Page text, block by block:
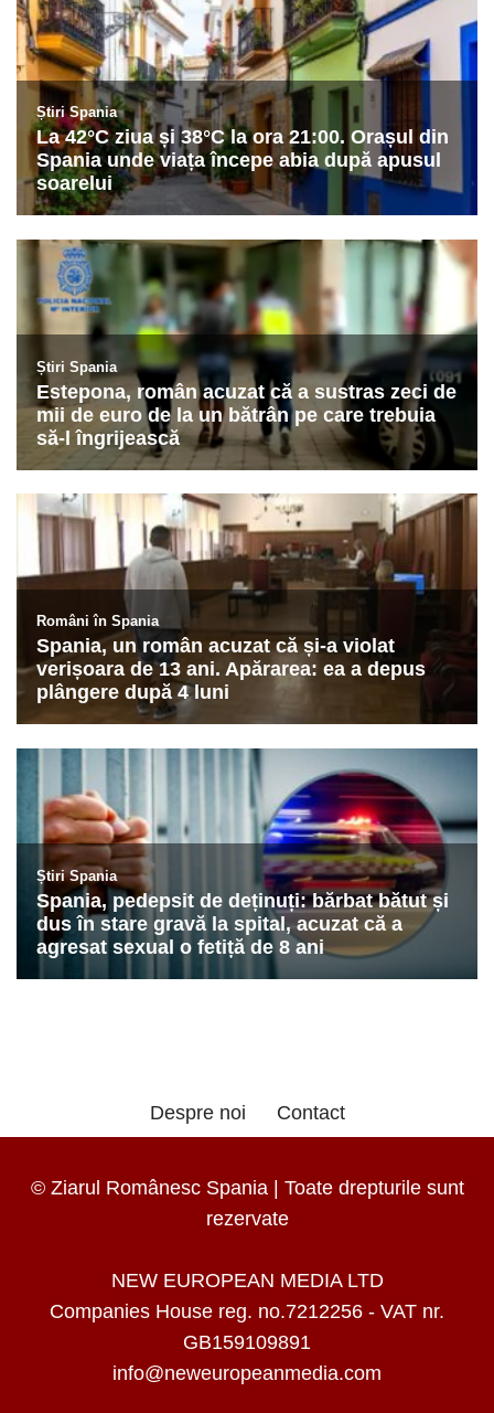
Despre noi Contact
© Ziarul Românesc Spania | Toate drepturile sunt
rezervate
NEW EUROPEAN MEDIA LTD
Companies House reg. no.7212256 - VAT nr.
GB159109891
info@neweuropeanmedia.com